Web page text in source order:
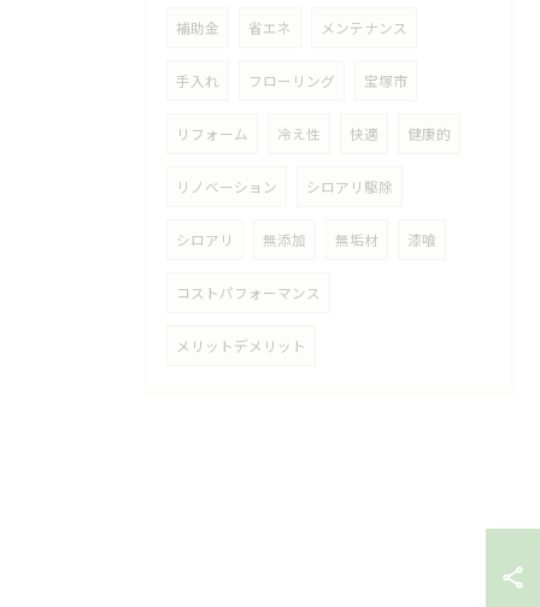
補助金 省エネ メンテナンス
手入れ フローリング 宝塚市
リフォーム 冷え性 快適 健康的
リノベーション シロアリ駆除
シロアリ 無添加 無垢材 漆喰
コストパフォーマンス
メリットデメリット